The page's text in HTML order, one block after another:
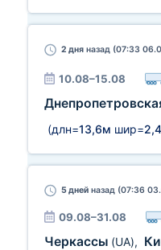
2 дня назад (07:33
10.08–15.08
(длн=13,6м шир=
5 дней назад (07:36
09.08–31.08
Черкассы (UA),